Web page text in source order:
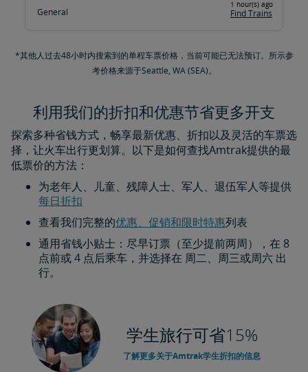
General
1 hour(s) ago
Find Trains
*其他人过去48小时内搜索到的单程车票价格，当前可能已无法预订。所示参
考价格来源于Seattle, WA (SEA)。
利用我们的折扣和优惠节省更多开支
探索多种省钱方式，畅享最新优惠、折扣以及灵活的车票选
择，让火车出行更划算。以下是如何查找Amtrak提供的最
低票价的方法：
为老年人、儿童、残障人士、军人、退伍军人等提供
每日折扣​​​​​​​
查看我们完整的优惠、促销和限时特惠列表
通用省钱小贴士：尽早订票（至少提前两周），在 8
点前或 4 点后乘车，并选择在 周二、周三或周六 出
行。
学生旅行可省15%
了解更多关于Amtrak学生折扣的信息